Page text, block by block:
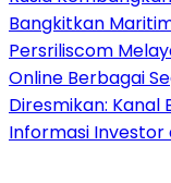
Bangkitkan
Persriliscom
Online Berbagai
Diresmikan: Kanal
Informasi Investor